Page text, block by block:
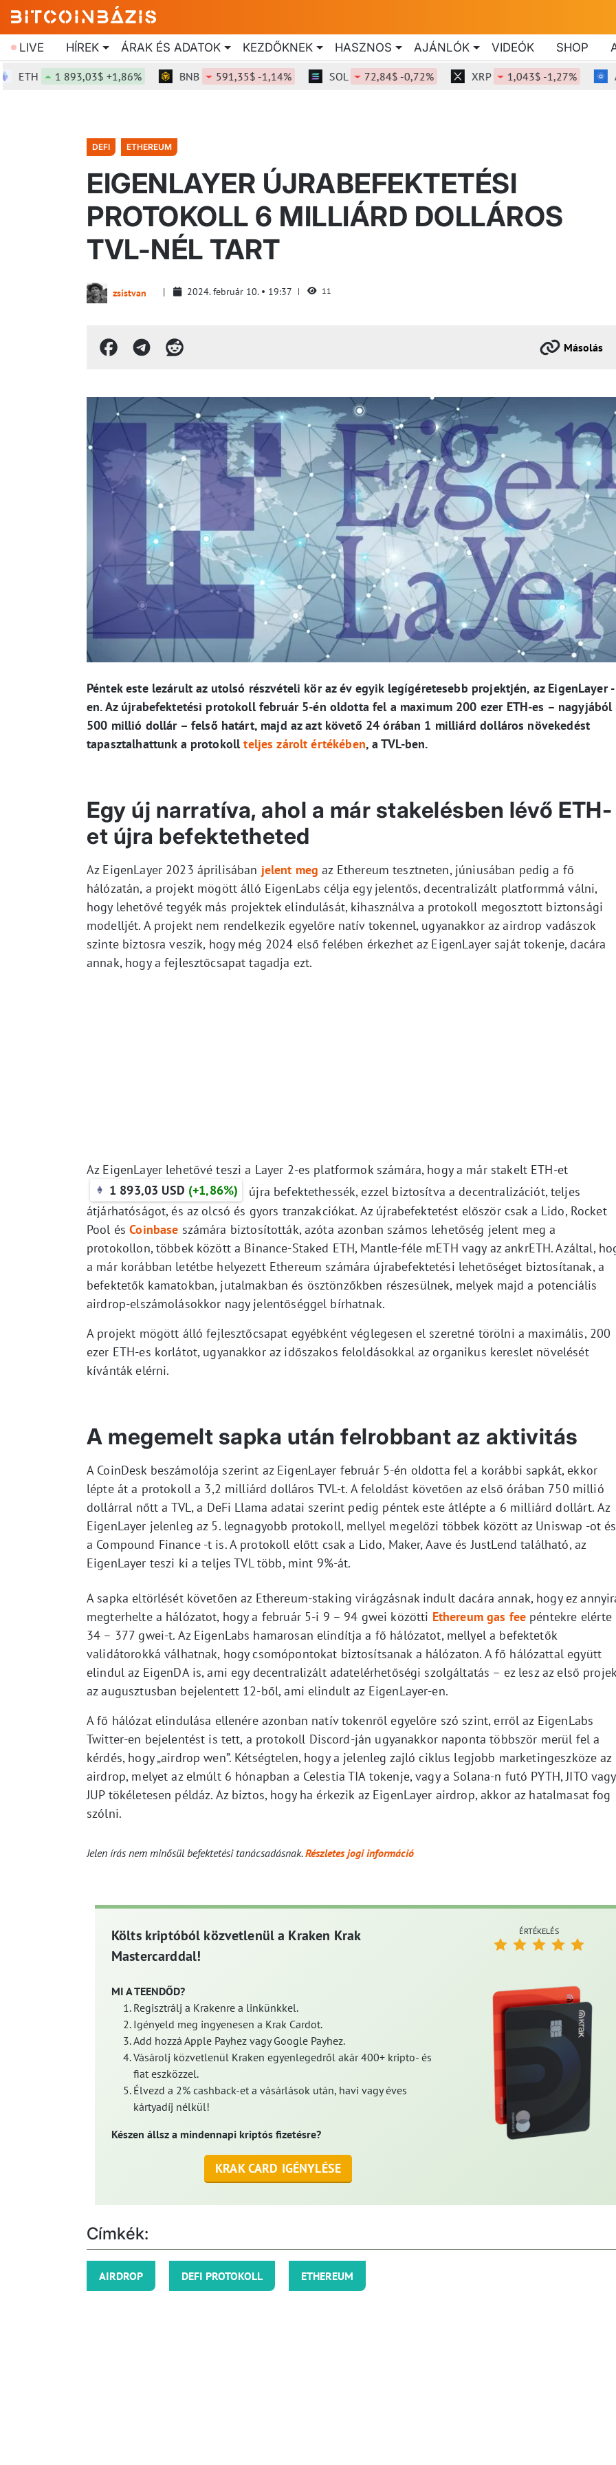
LIVE HÍREK ÁRAK ÉS ADATOK KEZDŐKNEK HASZNOS AJÁNLÓK VIDEÓK SHOP
1 893,03$ +1,86% BNB 591,35$ -1,14% SOL 72,84$ -0,72% XRP 1,043$ -1,27% ADA
DEFI ETHEREUM
EIGENLAYER ÚJRABEFEKTETÉSI
PROTOKOLL 6 MILLIÁRD DOLLÁROS
TVL-NÉL TART
zsistvan 2024. február 10. 19:37 11
Másolás
Péntek este lezárult az utolsó részvételi kör az év egyik legígéretesebb projektjén, az EigenLayer -
en. Az újrabefektetési protokoll február 5-én oldotta fel a maximum 200 ezer ETH-es – nagyjából
500 millió dollár – felső határt, majd az azt követő 24 órában 1 milliárd dolláros növekedést
tapasztalhattunk a protokollteljes zárolt értékében, a TVL-ben.
Egy új narratíva, ahol a már stakelésben lévő ETH-
et újra befektetheted
Az EigenLayer 2023 áprilisában jelent meg az Ethereum tesztneten, júniusában pedig a fő
hálózatán, a projekt mögött álló EigenLabs célja egy jelentős, decentralizált platformmá válni,
hogy lehetővé tegyék más projektek elindulását, kihasználva a protokoll megosztott biztonsági
modelljét. A projekt nem rendelkezik egyelőre natív tokennel, ugyanakkor az airdrop vadászok
szinte biztosra veszik, hogy még 2024 első felében érkezhet az EigenLayer saját tokenje, dacára
annak, hogy a fejlesztőcsapat tagadja ezt.
Az EigenLayer lehetővé teszi a Layer 2-es platformok számára, hogy a már stakelt ETH-et
1 893,03 USD (+1,86%)
újra befektethessék, ezzel biztosítva a decentralizációt, teljes
átjárhatóságot, és az olcsó és gyors tranzakciókat. Az újrabefektetést először csak a Lido, Rocket
Pool ésCoinbase számára biztosították, azóta azonban számos lehetőség jelent meg a
protokollon, többek között a Binance-Staked ETH, Mantle-féle mETH vagy az ankrETH. Azáltal,
a már korábban letétbe helyezett Ethereum számára újrabefektetési lehetőséget biztosítanak, a
befektetők kamatokban, jutalmakban és ösztönzőkben részesülnek, melyek majd a potenciális
airdrop-elszámolásokkor nagy jelentőséggel bírhatnak.
A projekt mögött álló fejlesztőcsapat egyébként véglegesen el szeretné törölni a maximális, 200
ezer ETH-es korlátot, ugyanakkor az időszakos feloldásokkal az organikus kereslet növelését
kívánták elérni.
A megemelt sapka után felrobbant az aktivitás
A CoinDesk beszámolója szerint az EigenLayer február 5-én oldotta fel a korábbi sapkát, ekkor
lépte át a protokoll a 3,2 milliárd dolláros TVL-t. A feloldást követően az első órában 750 millió
dollárral nőtt a TVL, a DeFi Llama adatai szerint pedig péntek este átlépte a 6 milliárd dollárt. Az
EigenLayer jelenleg az 5. legnagyobb protokoll, mellyel megelőzi többek között az Uniswap -ot és
a Compound Finance -t is. A protokoll előtt csak a Lido, Maker, Aave és JustLend található, az
EigenLayer teszi ki a teljes TVL több, mint 9%-át.
A sapka eltörlését követően az Ethereum-staking virágzásnak indult dacára annak, hogy ez
megterhelte a hálózatot, hogy a február 5-i 9 – 94 gwei közötti Ethereum gas fee péntekre elérte
34 – 377 gwei-t. Az EigenLabs hamarosan elindítja a fő hálózatot, mellyel a befektetők
validátorokká válhatnak, hogy csomópontokat biztosítsanak a hálózaton. A fő hálózattal együtt
elindul az EigenDA is, ami egy decentralizált adatelérhetőségi szolgáltatás – ez lesz az első
az augusztusban bejelentett 12-ből, ami elindult az EigenLayer-en.
A fő hálózat elindulása ellenére azonban natív tokenről egyelőre szó szint, erről az EigenLabs
Twitter-en bejelentést is tett, a protokoll Discord-ján ugyanakkor naponta többször merül fel a
kérdés, hogy „airdrop wen”. Kétségtelen, hogy a jelenleg zajló ciklus legjobb marketingeszköze az
airdrop, melyet az elmúlt 6 hónapban a Celestia TIA tokenje, vagy a Solana-n futó PYTH, JITO vagy
JUP tökéletesen példáz. Az biztos, hogy ha érkezik az EigenLayer airdrop, akkor az hatalmasat fog
szólni.
Jelen írás nem minősül befektetési tanácsadásnak.Részletes jogi információ
Költs kriptóból közvetlenül a Kraken Krak
Mastercarddal!
MI A TEENDŐD?
Regisztrálj a Krakenre a linkünkkel.
Igényeld meg ingyenesen a Krak Cardot.
Add hozzá Apple Payhez vagy Google Payhez.
Vásárolj közvetlenül Kraken egyenlegedről akár 400+ kripto- és
fiat eszközzel.
Élvezd a 2% cashback-et a vásárlások után, havi vagy éves
kártyadíj nélkül!
Készen állsz a mindennapi kriptós fizetésre?
KRAK CARD IGÉNYLÉSE
ÉRTÉKELÉS
Címkék:
AIRDROP DEFI PROTOKOLL ETHEREUM